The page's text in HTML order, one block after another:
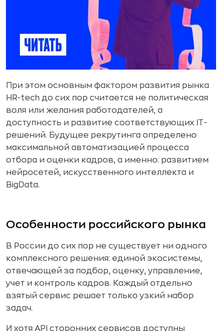
При этом основным фактором развития рынка
HR-tech до сих пор считается не политическая
воля или желания работодателей, а
доступность и развитие соответствующих IT-
решений. Будущее рекрутинга определено
максимальной автоматизацией процесса
отбора и оценки кадров, а именно: развитием
нейросетей, искусственного интеллекта и
BigData.
Особенности российского рынка
В России до сих пор не существует ни одного
комплексного решения: единой экосистемы,
отвечающей за подбор, оценку, управление,
учет и контроль кадров. Каждый отдельно
взятый сервис решает только узкий набор
задач.
И хотя API сторонних сервисов доступны